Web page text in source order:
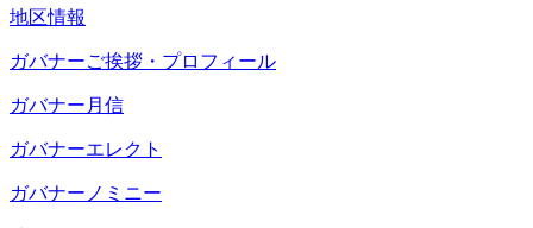
地区情報
ガバナーご挨拶・プロフィール
ガバナー月信
ガバナーエレクト
ガバナーノミニー